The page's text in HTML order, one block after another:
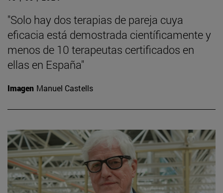
"Solo hay dos terapias de pareja cuya
eficacia está demostrada científicamente y
menos de 10 terapeutas certificados en
ellas en España"
Imagen Manuel Castells